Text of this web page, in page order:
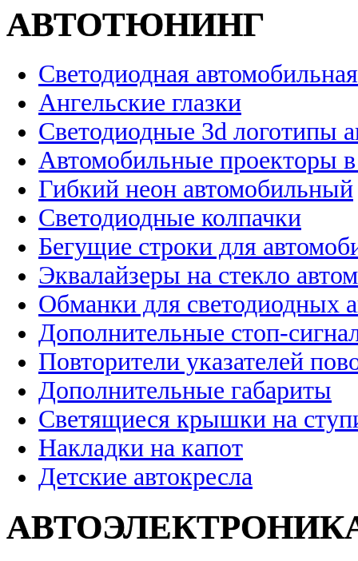
АВТОТЮНИНГ
Светодиодная
Ангельские глазки
Светодиодные 3d логотипы
Автомобильные проекторы
Гибкий неон автомобильный
Светодиодные колпачки
Бегущие строки для
Эквалайзеры на стекло
Обманки для светодиодных
Дополнительные стоп-
Повторители указателей
Дополнительные габариты
Светящиеся крышки на
Накладки на капот
Детские автокресла